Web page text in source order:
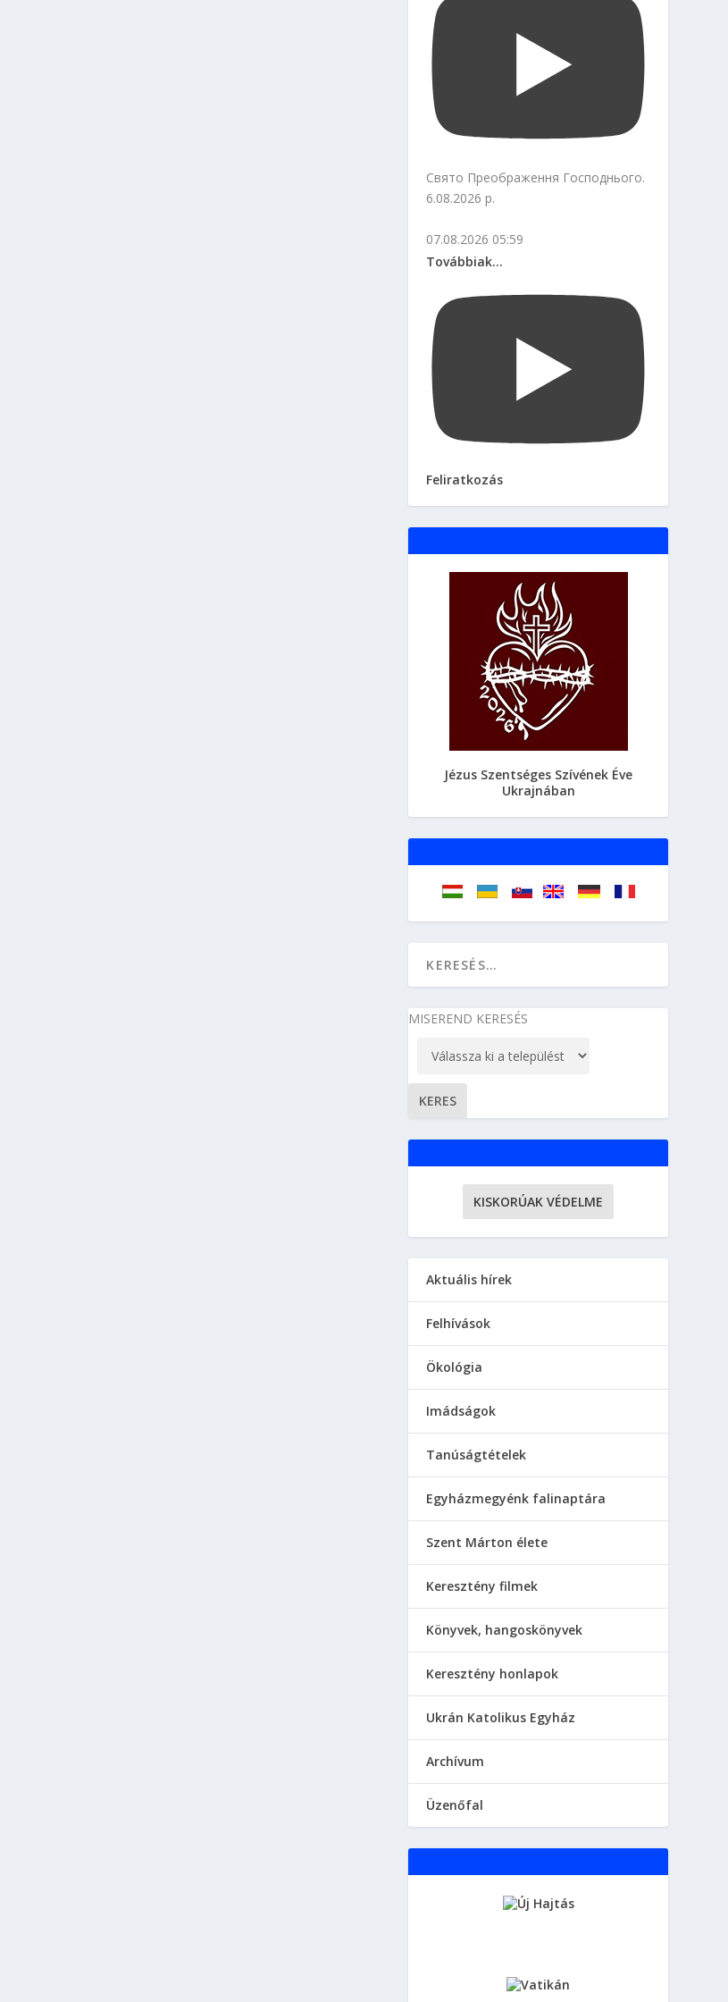
Свято Преображення Господнього.
6.08.2026 р.
07.08.2026 05:59
Továbbiak...
Feliratkozás
Jézus Szentséges Szívének Éve
Ukrajnában
MISEREND KERESÉS
KISKORÚAK VÉDELME
Aktuális hírek
Felhívások
Ökológia
Imádságok
Tanúságtételek
Egyházmegyénk falinaptára
Szent Márton élete
Keresztény filmek
Könyvek, hangoskönyvek
Keresztény honlapok
Ukrán Katolikus Egyház
Аrchívum
Üzenőfal